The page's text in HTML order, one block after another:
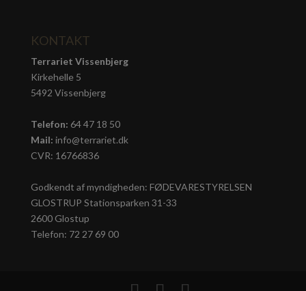
KONTAKT
Terrariet Vissenbjerg
Kirkehelle 5
5492 Vissenbjerg
Telefon: 64 47 18 50
Mail: info@terrariet.dk
CVR: 16766836
Godkendt af myndigheden: FØDEVARESTYRELSEN
GLOSTRUP Stationsparken 31-33
2600 Glostup
Telefon: 72 27 69 00